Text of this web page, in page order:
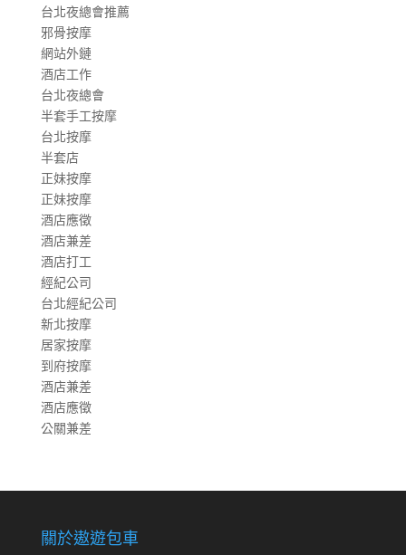
台北夜總會推薦
邪骨按摩
網站外鏈
酒店工作
台北夜總會
半套手工按摩
台北按摩
半套店
正妹按摩
正妹按摩
酒店應徵
酒店兼差
酒店打工
經紀公司
台北經紀公司
新北按摩
居家按摩
到府按摩
酒店兼差
酒店應徵
公關兼差
關於遨遊包車